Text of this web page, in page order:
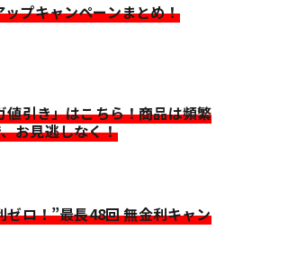
プキャンペーンまとめ！
引き」はこちら！商品は頻繁
お見逃しなく！
ロ！”最長48回 無金利キャン